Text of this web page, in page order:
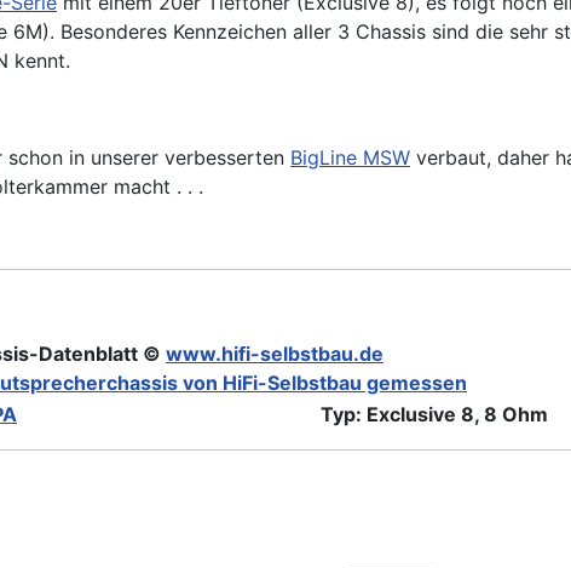
Besonderes Kennzeichen aller 3 Chassis sind die sehr
kennt.
schon in unserer verbesserten BigLine MSW verbaut, daher
macht . . .
Datenblatt © www.hifi-selbstbau.de
von HiFi-Selbstbau gemessen
Typ: Exclusive 8, 8 Ohm